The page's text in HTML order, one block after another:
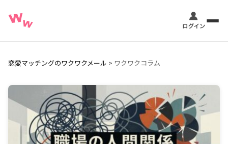
恋愛マッチングのワクワクメール > ワクワクコラム